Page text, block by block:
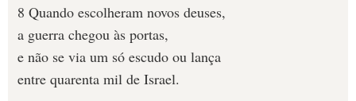
8 Quando escolheram novos deuses,
a guerra chegou às portas,
e não se via um só escudo ou lança
entre quarenta mil de Israel.